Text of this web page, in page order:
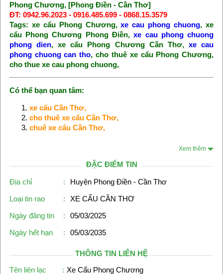
Phong Chương, [Phong Điền - Cần Thơ]
ĐT: 0942.96.2023 - 0916.485.699 - 0868.15.3579
Tags: xe cẩu Phong Chương,xe cau phong chuong, xe
cẩu Phong Chương Phong Điền,xe cau phong chuong
phong dien, xe cẩu Phong Chương Cần Thơ,xe cau
phong chuong can tho, cho thuê xe cẩu Phong Chương,
cho thue xe cau phong chuong,
Có thể bạn quan tâm:
xe cẩu Cần Thơ,
cho thuê xe cẩu Cần Thơ,
chuê xe cẩu Cần Thơ,
Xem thêm
ĐẶC ĐIỂM TIN
Địa chỉ :
Huyện Phong Điền - Cần Thơ
Loại tin rao
:
XE CẨU CẦN THƠ
Ngày đăng tin
:
05/03/2025
Ngày hết hạn
: 05/03/2035
THÔNG TIN LIÊN HỆ
Tên liên lạc
: Xe Cẩu Phong Chương